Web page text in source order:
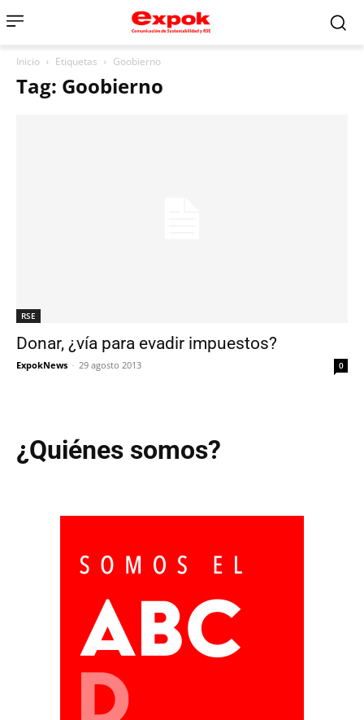
Inicio Etiquetas Goobierno
Tag: Goobierno
RSE
Donar, ¿vía para evadir impuestos?
ExpokNews - 29 agosto 2013 0
¿Quiénes somos?